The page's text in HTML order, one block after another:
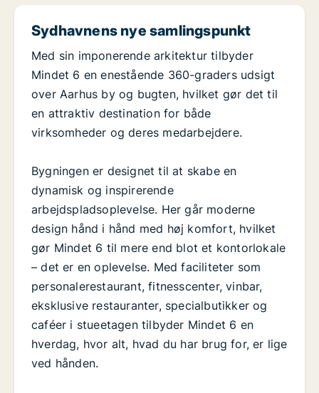
Sydhavnens nye samlingspunkt
Med sin imponerende arkitektur tilbyder
Mindet 6 en enestående 360-graders udsigt
over Aarhus by og bugten, hvilket gør det til
en attraktiv destination for både
virksomheder og deres medarbejdere.
Bygningen er designet til at skabe en
dynamisk og inspirerende
arbejdspladsoplevelse. Her går moderne
design hånd i hånd med høj komfort, hvilket
gør Mindet 6 til mere end blot et kontorlokale
– det er en oplevelse. Med faciliteter som
personalerestaurant, fitnesscenter, vinbar,
eksklusive restauranter, specialbutikker og
caféer i stueetagen tilbyder Mindet 6 en
hverdag, hvor alt, hvad du har brug for, er lige
ved hånden.